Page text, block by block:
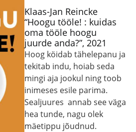
Klaas-Jan Reincke
“Hoogu tööle! : kuidas
oma tööle hoogu
juurde anda?”, 2021
Hoog köidab tähelepanu ja
tekitab indu, hoiab seda
mingi aja jookul ning toob
inimeses esile parima.
Sealjuures annab see väga
hea tunde, nagu olek
mäetippu jõudnud.